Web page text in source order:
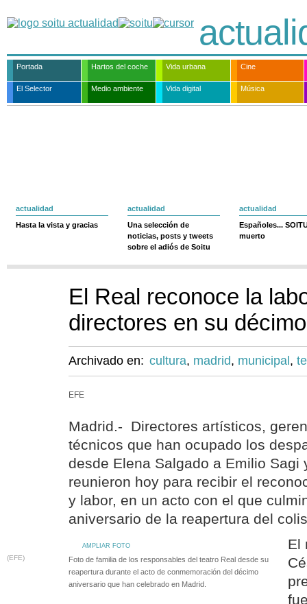
Portada Hartos del coche Vida urbana Cine
El Selector Medio ambiente Vida digital Música
actualidad
Hasta la vista y gracias
actualidad
Una selección de
noticias, posts y tweets
sobre el adiós de Soitu
actualidad
Españoles...
muerto
El Real reconoce la
directores en su
Archivado en: cultura, madrid, municipal ,
EFE
Madrid.- Directores artísticos,
técnicos que han ocupado los
desde Elena Salgado a Emilio Sagi
reunieron hoy para recibir el
y labor, en un acto con el que
aniversario de la reapertura del
AMPLIAR FOTO
(EFE)
Foto de familia de los responsables del teatro Real desde su
reapertura durante el acto de conmemoración del décimo
aniversario que han celebrado en Madrid.
El